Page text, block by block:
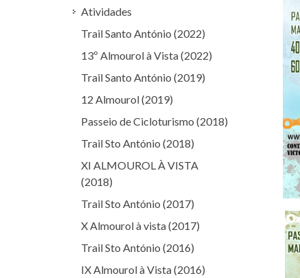
Atividades
Trail Santo António (2022)
13º Almourol à Vista (2022)
Trail Santo António (2019)
12 Almourol (2019)
Passeio de Cicloturismo (2018)
Trail Sto António (2018)
XI ALMOUROL À VISTA
(2018)
Trail Sto António (2017)
X Almourol à vista (2017)
Trail Sto António (2016)
IX Almourol à Vista (2016)